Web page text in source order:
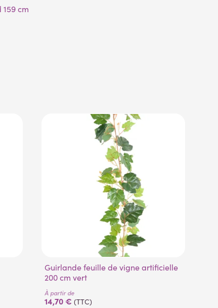
Guirlande feuille de vigne artificielle
200 cm vert
À partir de
14,70 € (TTC)